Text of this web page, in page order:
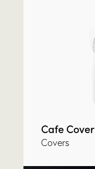
Cafe Cover
Covers